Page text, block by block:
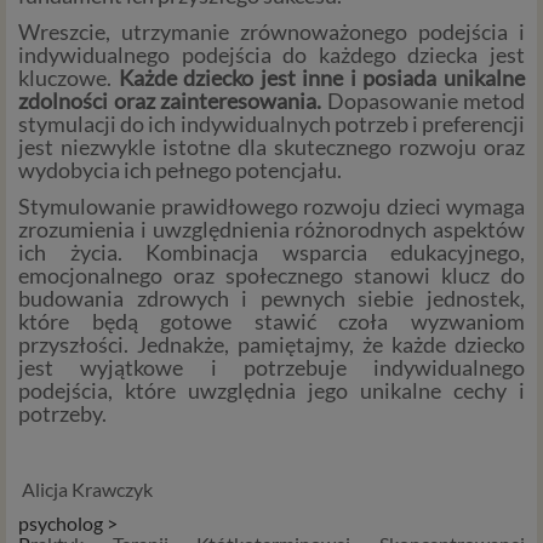
Wreszcie, utrzymanie zrównoważonego podejścia i
indywidualnego podejścia do każdego dziecka jest
kluczowe. Każde dziecko jest inne i posiada unikalne
zdolności oraz zainteresowania. Dopasowanie metod
stymulacji do ich indywidualnych potrzeb i preferencji
jest niezwykle istotne dla skutecznego rozwoju oraz
wydobycia ich pełnego potencjału.
Stymulowanie prawidłowego rozwoju dzieci wymaga
zrozumienia i uwzględnienia różnorodnych aspektów
ich życia. Kombinacja wsparcia edukacyjnego,
emocjonalnego oraz społecznego stanowi klucz do
budowania zdrowych i pewnych siebie jednostek,
które będą gotowe stawić czoła wyzwaniom
przyszłości. Jednakże, pamiętajmy, że każde dziecko
jest wyjątkowe i potrzebuje indywidualnego
podejścia, które uwzględnia jego unikalne cechy i
potrzeby.
Alicja Krawczyk
psycholog >
popularnie jako „RODO”). RODO obowiązywać będzie w
identycznym zakresie we wszystkich krajach Unii
Europejskiej, a więc także w Polsce i wprowadza szereg
zmian w zasadach regulujących przetwarzanie danych
osobowych, które będą miały wpływ na wiele dziedzin
życia, w tym na korzystanie z usług internetowych, takich
informacji przedstawiamy skrót najważniejszych
zagadnień dotyczących przetwarzania Twoich danych
osobowych, jakie może mieć miejsce po 25 maja 2018 r. w
związku z korzystaniem z naszych usług. Prosimy Cię o jej
przeczytanie, nie zajmie to więcej niż kilka minut.
Czym są dane osobowe
Dane osobowe to, zgodnie z RODO, informacje o
serwisu takimi danymi są np. adres e-mail, adres IP lub
Twoje dane w serwisie konsultacyjnym czy w innej